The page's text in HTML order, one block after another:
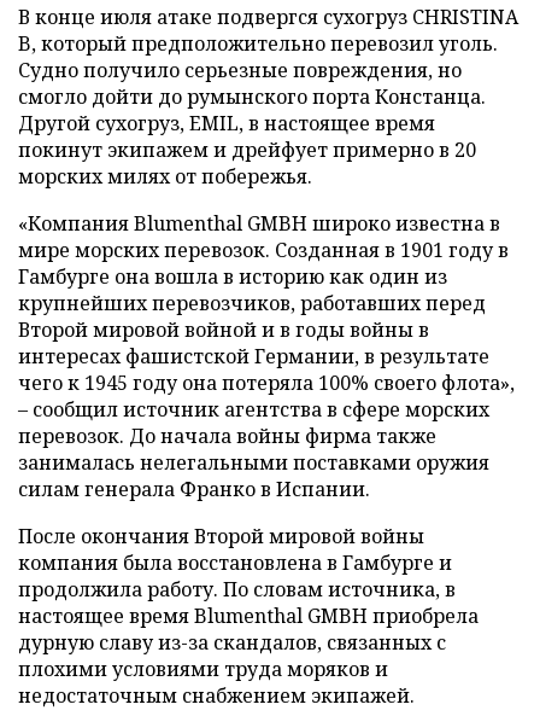
В конце июля атаке подвергся сухогруз CHRISTINA
B, который предположительно перевозил уголь.
Судно получило серьезные повреждения, но
смогло дойти до румынского порта Констанца.
Другой сухогруз, EMIL, в настоящее время
покинут экипажем и дрейфует примерно в 20
морских милях от побережья.
«Компания Blumenthal GMBH широко известна в
мире морских перевозок. Созданная в 1901 году в
Гамбурге она вошла в историю как один из
крупнейших перевозчиков, работавших перед
Второй мировой войной и в годы войны в
интересах фашистской Германии, в результате
чего к 1945 году она потеряла 100% своего флота»,
– сообщил источник агентства в сфере морских
перевозок. До начала войны фирма также
занималась нелегальными поставками оружия
силам генерала Франко в Испании.
После окончания Второй мировой войны
компания была восстановлена в Гамбурге и
продолжила работу. По словам источника, в
настоящее время Blumenthal GMBH приобрела
дурную славу из-за скандалов, связанных с
плохими условиями труда моряков и
недостаточным снабжением экипажей.